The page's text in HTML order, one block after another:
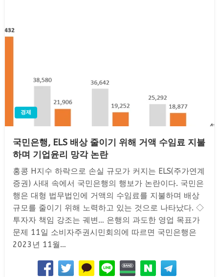
경제
국민은행, ELS 배상 줄이기 위해 거액 수임료 지불
하며 기업윤리 망각 논란
홍콩 H지수 하락으로 손실 규모가 커지는 ELS(주가연계
증권) 사태 속에서 국민은행의 행보가 논란이다. 국민은
행은 대형 법무법인에 거액의 수임료를 지불하며 배상
규모를 줄이기 위해 노력하고 있는 것으로 나타났다. ◇
투자자 책임 강조는 궤변… 은행의 과도한 영업 목표가
문제 11일 소비자주권시민회의에 따르면 국민은행은
2023년 11월…